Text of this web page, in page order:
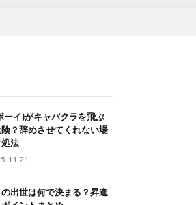
ーイ)がキャバクラを飛ぶ
？辞めさせてくれない場
法
出世は何で決まる？昇進